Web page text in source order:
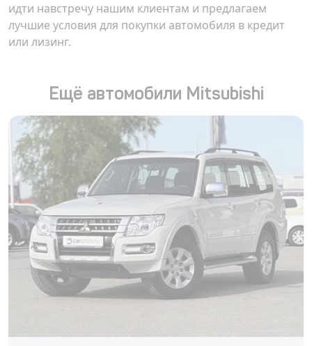
идти навстречу нашим клиентам и предлагаем
лучшие условия для покупки автомобиля в кредит
или лизинг.
Ещё автомобили Mitsubishi